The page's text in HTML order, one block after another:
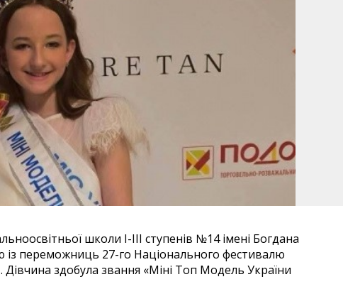
школи І-ІІІ ступенів №14 імені Богдана
із переможниць 27-го Національного фестивалю
Дівчина здобула звання «Міні Топ Модель України